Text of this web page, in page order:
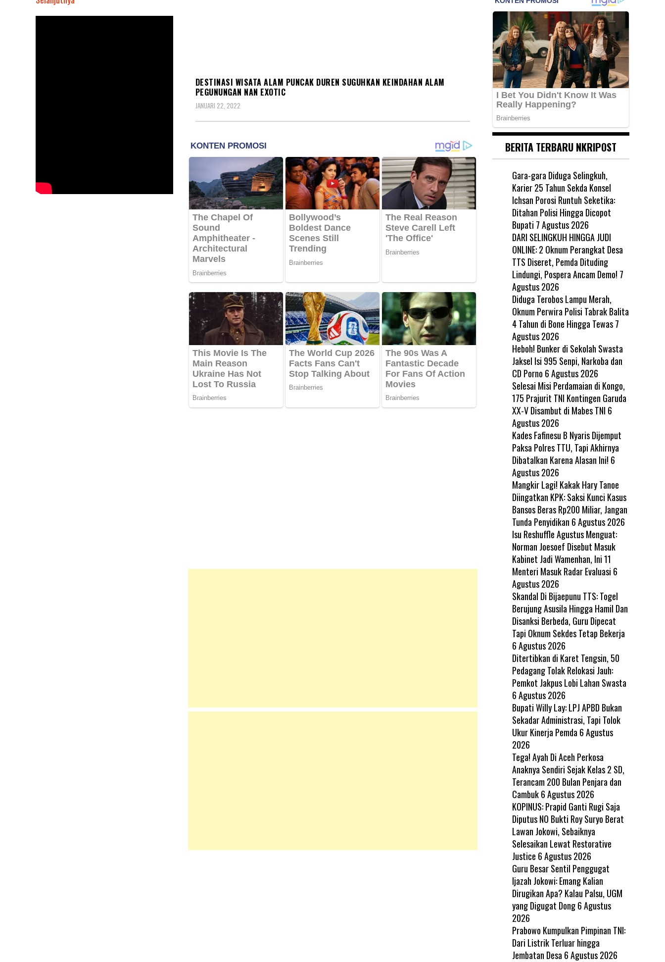
DESTINASI WISATA ALAM PUNCAK DUREN SUGUHKAN KEINDAHAN ALAM
PEGUNUNGAN NAN EXOTIC
JANUARI 22, 2022
BERITA TERBARU NKRIPOST
Gara-gara Diduga Selingkuh,
Karier 25 Tahun Sekda Konsel
Ichsan Porosi Runtuh Seketika:
Ditahan Polisi Hingga Dicopot
Bupati 7 Agustus 2026
DARI SELINGKUH HINGGA JUDI
ONLINE: 2 Oknum Perangkat Desa
TTS Diseret, Pemda Dituding
Lindungi, Pospera Ancam Demo! 7
Agustus 2026
Diduga Terobos Lampu Merah,
Oknum Perwira Polisi Tabrak Balita
4 Tahun di Bone Hingga Tewas 7
Agustus 2026
Heboh! Bunker di Sekolah Swasta
Jaksel Isi 995 Senpi, Narkoba dan
CD Porno 6 Agustus 2026
Selesai Misi Perdamaian di Kongo,
175 Prajurit TNI Kontingen Garuda
XX-V Disambut di Mabes TNI 6
Agustus 2026
Kades Fafinesu B Nyaris Dijemput
Paksa Polres TTU, Tapi Akhirnya
Dibatalkan Karena Alasan Ini! 6
Agustus 2026
Mangkir Lagi! Kakak Hary Tanoe
Diingatkan KPK: Saksi Kunci Kasus
Bansos Beras Rp200 Miliar, Jangan
Tunda Penyidikan 6 Agustus 2026
Isu Reshuffle Agustus Menguat:
Norman Joesoef Disebut Masuk
Kabinet Jadi Wamenhan, Ini 11
Menteri Masuk Radar Evaluasi 6
Agustus 2026
Skandal Di Bijaepunu TTS: Togel
Berujung Asusila Hingga Hamil Dan
Disanksi Berbeda, Guru Dipecat
Tapi Oknum Sekdes Tetap Bekerja
6 Agustus 2026
Ditertibkan di Karet Tengsin, 50
Pedagang Tolak Relokasi Jauh:
Pemkot Jakpus Lobi Lahan Swasta
6 Agustus 2026
Bupati Willy Lay: LPJ APBD Bukan
Sekadar Administrasi, Tapi Tolok
Ukur Kinerja Pemda 6 Agustus
2026
Tega! Ayah Di Aceh Perkosa
Anaknya Sendiri Sejak Kelas 2 SD,
Terancam 200 Bulan Penjara dan
Cambuk 6 Agustus 2026
KOPINUS: Prapid Ganti Rugi Saja
Diputus NO Bukti Roy Suryo Berat
Lawan Jokowi, Sebaiknya
Selesaikan Lewat Restorative
Justice 6 Agustus 2026
Guru Besar Sentil Penggugat
Ijazah Jokowi: Emang Kalian
Dirugikan Apa? Kalau Palsu, UGM
yang Digugat Dong 6 Agustus
2026
Prabowo Kumpulkan Pimpinan TNI:
Dari Listrik Terluar hingga
Jembatan Desa 6 Agustus 2026